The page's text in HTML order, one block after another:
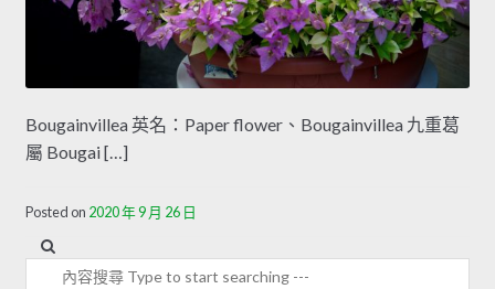
Bougainvillea 英名：Paper flower、Bougainvillea 九重葛
屬 Bougai […]
Posted on 2020 年 9 月 26 日
內容搜尋